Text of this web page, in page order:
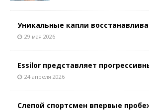
Уникальные капли
29 мая 2026
Essilor представляет
24 апреля 2026
Слепой спортсмен впервые